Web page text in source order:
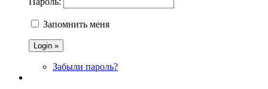
Запомнить меня
Забыли пароль?